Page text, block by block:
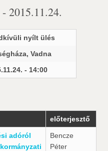
2015.11.24.
nyílt ülés
Vadna
- 14:00
előterjesztő
adóról
Bencze
Péter